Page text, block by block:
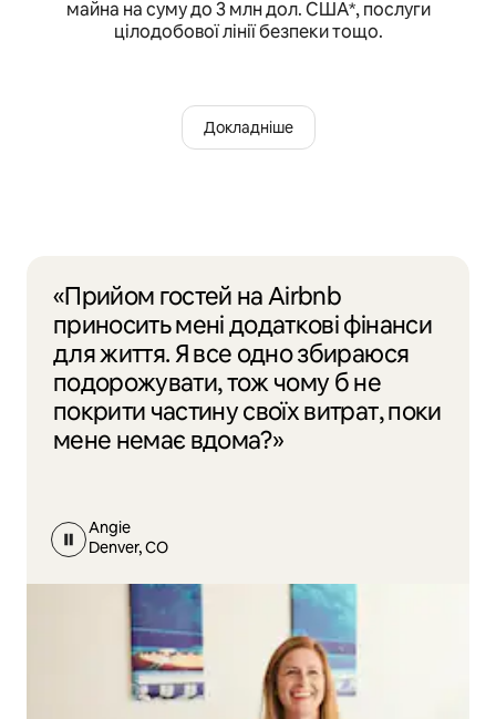
майна на суму до 3 млн дол. США*, послуги
цілодобової лінії безпеки тощо.
Докладніше
«Прийом гостей на Airbnb
приносить мені додаткові фінанси
для життя. Я все одно збираюся
подорожувати, тож чому б не
покрити частину своїх витрат, поки
мене немає вдома?»
Angie
Denver, CO